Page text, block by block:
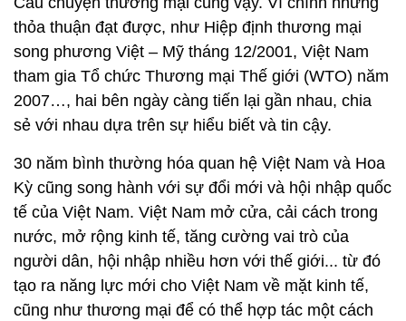
thỏa thuận đạt được, như Hiệp định thương mại
song phương Việt – Mỹ tháng 12/2001, Việt Nam
tham gia Tổ chức Thương mại Thế giới (WTO) năm
2007…, hai bên ngày càng tiến lại gần nhau, chia
sẻ với nhau dựa trên sự hiểu biết và tin cậy.
30 năm bình thường hóa quan hệ Việt Nam và Hoa
Kỳ cũng song hành với sự đổi mới và hội nhập quốc
tế của Việt Nam. Việt Nam mở cửa, cải cách trong
nước, mở rộng kinh tế, tăng cường vai trò của
người dân, hội nhập nhiều hơn với thế giới... từ đó
tạo ra năng lực mới cho Việt Nam về mặt kinh tế,
cũng như thương mại để có thể hợp tác một cách